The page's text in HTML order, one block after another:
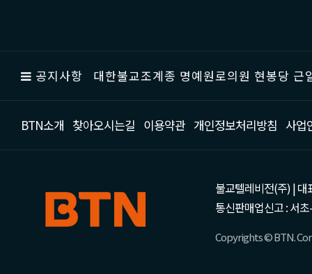
공지사항 대한불교조계종 명예원로의원 현봉당
BTN소개 찾아오시는길 이용약관 개인정보처리방침 사업
불교텔레비전(주) | 대
통신판매업신고 : 서
Copyrights © BTN.